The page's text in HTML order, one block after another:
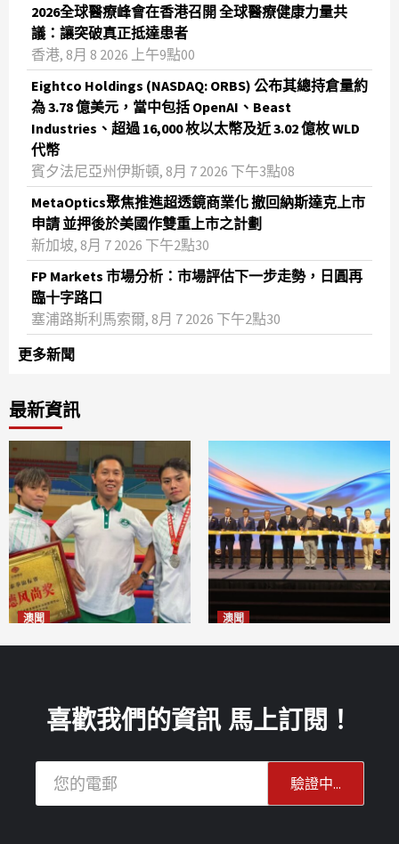
2026全球醫療峰會在香港召開 全球醫療健康力量共
議：讓突破真正抵達患者
香港, 8月 8 2026 上午9點00
Eightco Holdings (NASDAQ: ORBS) 公布其總持倉量約
為 3.78 億美元，當中包括 OpenAI、Beast
Industries、超過 16,000 枚以太幣及近 3.02 億枚 WLD
代幣
賓夕法尼亞州伊斯頓, 8月 7 2026 下午3點08
MetaOptics聚焦推進超透鏡商業化 撤回納斯達克上市
申請 並押後於美國作雙重上市之計劃
新加坡, 8月 7 2026 下午2點30
FP Markets 市場分析：市場評估下一步走勢，日圓再
臨十字路口
塞浦路斯利馬索爾, 8月 7 2026 下午2點30
更多新聞
最新資訊
澳聞 澳聞
喜歡我們的資訊 馬上訂閱！